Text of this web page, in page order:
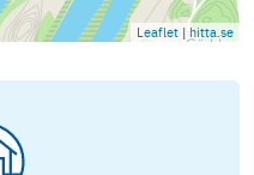
Leaflet | hitta.se